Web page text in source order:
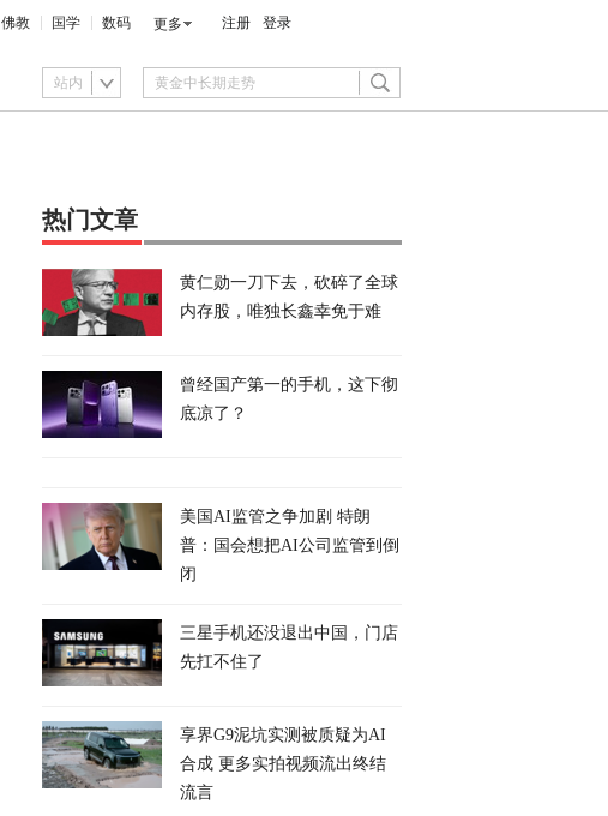
佛教 国学 数码 更多 注册 登录
站内
热门文章
黄仁勋一刀下去，砍碎了全球
内存股，唯独长鑫幸免于难
曾经国产第一的手机，这下彻
底凉了？
美国AI监管之争加剧 特朗
普：国会想把AI公司监管到倒
闭
三星手机还没退出中国，门店
先扛不住了
享界G9泥坑实测被质疑为AI
合成 更多实拍视频流出终结
流言